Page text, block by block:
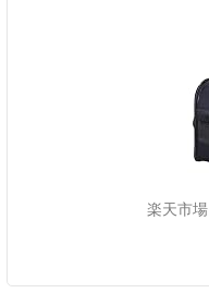
楽天市場